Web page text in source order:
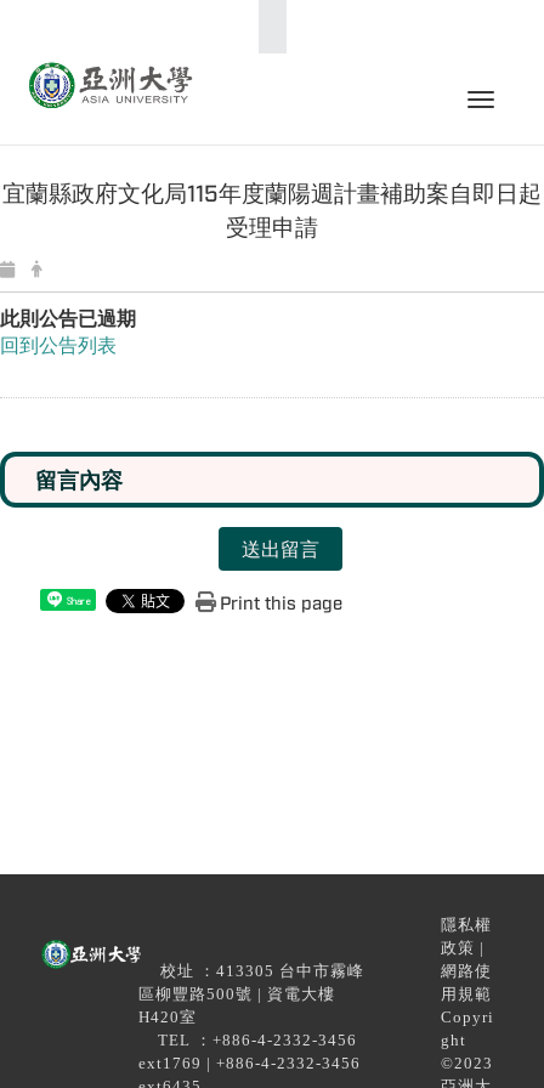
Toggle
宜蘭縣政府文化局115年度蘭陽週計畫補助案自即日起
受理申請
此則公告已過期
回到公告列表
送出留言
Share Print this page
校址 ：413305 台中市霧峰
區柳豐路500號 | 資電大樓
H420室
TEL ：+886-4-2332-3456
ext1769 | +886-4-2332-3456
隱私權
政策 |
網路使
用規範
Copyri
ght
©2023